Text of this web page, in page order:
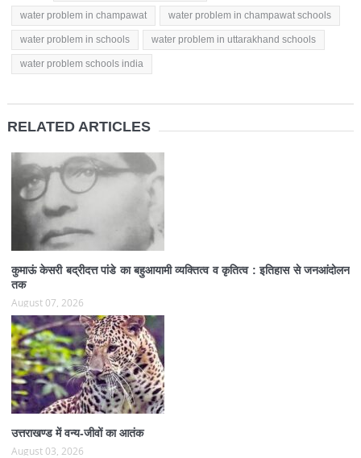
water problem in champawat water problem in champawat schools
water problem in schools water problem in uttarakhand schools
water problem schools india
RELATED ARTICLES
कुमाऊं केसरी बद्रीदत्त पांडे का बहुआयामी व्यक्तित्व व कृतित्व : इतिहास से जनआंदोलन
तक
August 07, 2026
उत्तराखण्ड में वन्य-जीवों का आतंक
August 03, 2026